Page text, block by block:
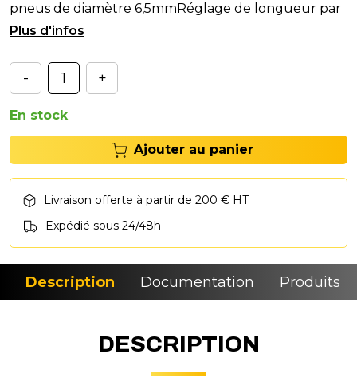
pneus de diamètre 6,5mmRéglage de longueur par
la butée BUT30.
- +
En stock
Ajouter au panier
Livraison offerte à partir de 200 € HT
Expédié sous 24/48h
Description Documentation Produits
DESCRIPTION